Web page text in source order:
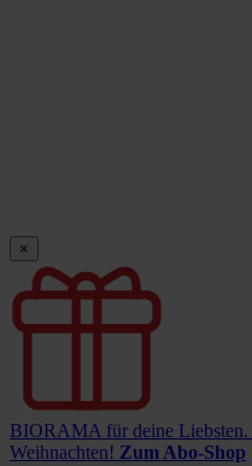
×
BIORAMA für deine Liebsten.
Weihnachten! Zum Abo-Shop